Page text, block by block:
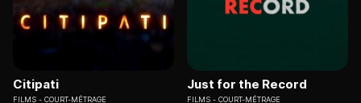
Citipati
FILMS COURT-MÉTRAGE
Just for the Record
FILMS COURT-MÉTRAGE